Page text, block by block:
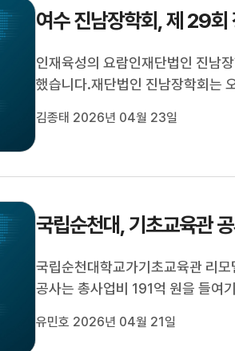
여수 진남장학회, 제 29회
인재육성의 요람인재단법인 진남
했습니다.재단법인 진남장학회는
재단법인 진남장학회는지난 1997
김종태 2026년 04월 23일
국립순천대, 기초교육관
국립순천대학교가기초교육관 리
공사는 총사업비 191억 원을 들여
초교육관에는 강의실 15개와 학생
유민호 2026년 04월 21일